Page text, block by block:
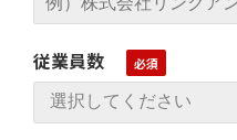
従業員数